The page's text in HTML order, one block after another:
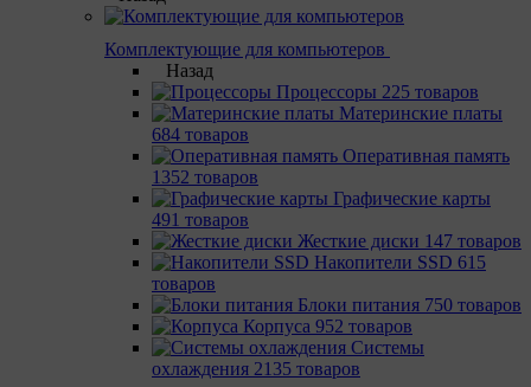
Комплектующие для компьютеров
Назад
Процессоры 225 товаров
Материнcкие платы
684 товаров
Оперативная память
1352 товаров
Графические карты
491 товаров
Жесткие диски 147 товаров
Накопители SSD 615
товаров
Блоки питания 750 товаров
Корпуса 952 товаров
Системы
охлаждения 2135 товаров